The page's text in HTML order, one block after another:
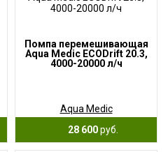
Помпа перемешивающая
Aqua Medic ECODrift 20.3,
4000-20000 л/ч
Aqua Medic
28 600руб.